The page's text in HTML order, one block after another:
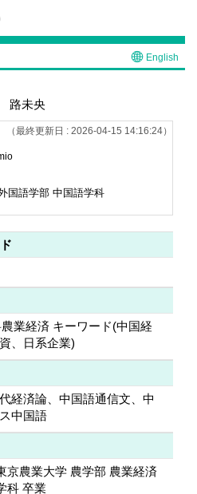
English
路未央
（最終更新日 : 2026-04-15 14:16:24）
国語学部 中国語学科
業経済 キーワード(中国経
、日系企業)
経済論、中国語通信文、中
中国語
京農業大学 農学部 農業経済
科 卒業